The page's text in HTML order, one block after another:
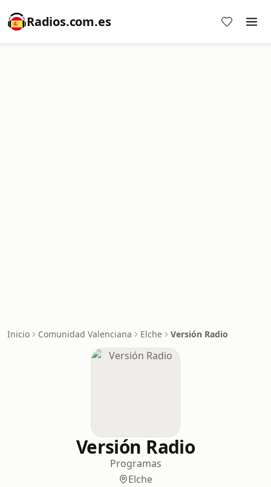
Radios.com.es
Inicio Comunidad Valenciana Elche Versión Radio
Versión Radio
Programas
Elche